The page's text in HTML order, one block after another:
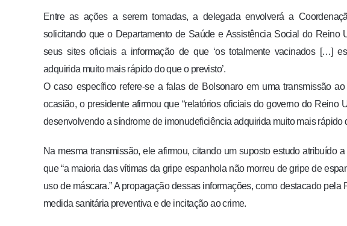
Entre as ações a serem tomadas, a delegada envolverá a
solicitando que o Departamento de Saúde e Assistência Social do Reino
seus sites oficiais a informação de que ‘os totalmente vacinados […]
adquirida muito mais rápido do que o previsto’.
O caso específico refere-se a falas de Bolsonaro em uma transmissão
ocasião, o presidente afirmou que “relatórios oficiais do governo do
desenvolvendo a síndrome de imonudeficiência adquirida muito mais rápido
Na mesma transmissão, ele afirmou, citando um suposto estudo atribuído
que “a maioria das vítimas da gripe espanhola não morreu de gripe de
uso de máscara.” A propagação dessas informações, como destacado
medida sanitária preventiva e de incitação ao crime.